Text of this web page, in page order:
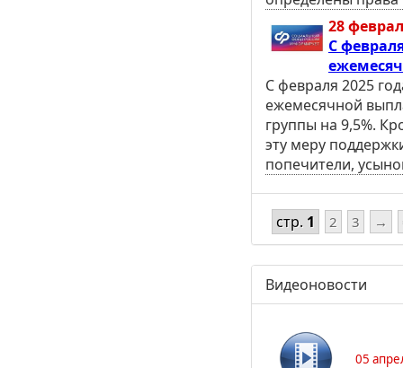
28
С
С февраля 2025
ежемесячной
группы на 9,5%.
эту меру
попечители,
стр. 1 2 3 →
Видеоновости
05